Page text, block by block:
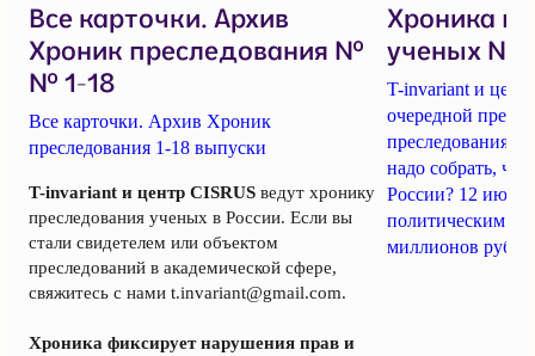
Все карточки. Архив
Хроник преследования №
№ 1-18
Все карточки. Архив Хроник
преследования 1-18 выпуски
T-invariant и центр CISRUS ведут хронику
преследования ученых в России. Если вы
стали свидетелем или объектом
преследований в академической сфере,
свяжитесь с нами t.invariant@gmail.com.
Хроника фиксирует нарушения прав и
Хроника
ученых №
T-invariant и
очередной
преследования
надо собрать,
России? 12
политическим
миллионов